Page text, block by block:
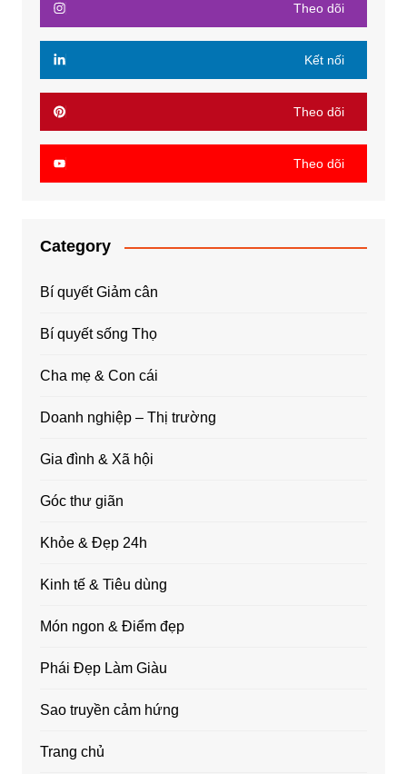
Theo dõi
Kết nối
Theo dõi
Theo dõi
Category
Bí quyết Giảm cân
Bí quyết sống Thọ
Cha mẹ & Con cái
Doanh nghiệp – Thị trường
Gia đình & Xã hội
Góc thư giãn
Khỏe & Đẹp 24h
Kinh tế & Tiêu dùng
Món ngon & Điểm đẹp
Phái Đẹp Làm Giàu
Sao truyền cảm hứng
Trang chủ